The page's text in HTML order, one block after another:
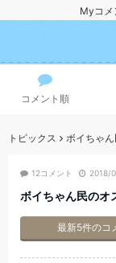
Myコメ
コメント順
トピックス ボイちゃ
12コメント 2018/
ボイちゃん民のオ
最新5件のコ